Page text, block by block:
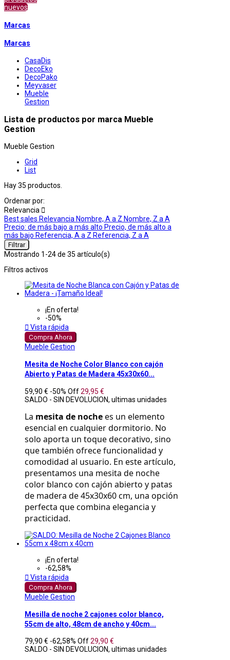
nuevos
Marcas
Marcas
CasaDis
DecoEko
DecoPako
Meyvaser
Mueble
Gestion
Lista de productos por marca Mueble
Gestion
Mueble Gestion
Grid
List
Hay 35 productos.
Ordenar por:
Relevancia 
Best sales Relevancia Nombre, A a Z Nombre, Z a A
Precio: de más bajo a más alto Precio, de más alto a
más bajo Referencia, A a Z Referencia, Z a A
Filtrar
Mostrando 1-24 de 35 artículo(s)
Filtros activos
¡En oferta!
-50%
 Vista rápida
Compra Ahora
Mueble Gestion
Mesita de Noche Color Blanco con cajón
Abierto y Patas de Madera 45x30x60...
59,90 € -50% Off29,95 €
SALDO - SIN DEVOLUCION, ultimas unidades
La mesita de noche es un elemento
esencial en cualquier dormitorio. No
solo aporta un toque decorativo, sino
que también ofrece funcionalidad y
comodidad al usuario. En este artículo,
presentamos una mesita de noche
color blanco con cajón abierto y patas
de madera de 45x30x60 cm, una opción
perfecta que combina elegancia y
practicidad.
¡En oferta!
-62,58%
 Vista rápida
Compra Ahora
Mueble Gestion
Mesilla de noche 2 cajones color blanco,
55cm de alto, 48cm de ancho y 40cm...
79,90 € -62,58% Off29,90 €
SALDO - SIN DEVOLUCION, ultimas unidades